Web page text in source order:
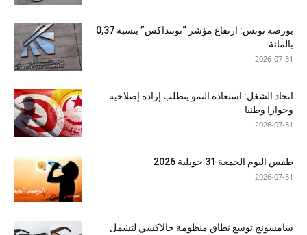
بورصة تونس: ارتفاع مؤشر “توننداكس” بنسبة 0,37
بالمائة
2026-07-31
اتحاد الشغل: استعادة النمو يتطلب إرادة إصلاحية
وحوارا وطنيا
2026-07-31
طقس اليوم الجمعة 31 جويلية 2026
2026-07-31
سامسونج توسع نطاق منظومة جالاكسي لتشمل